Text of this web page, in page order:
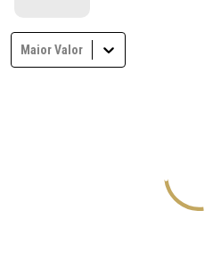
Maior Valor